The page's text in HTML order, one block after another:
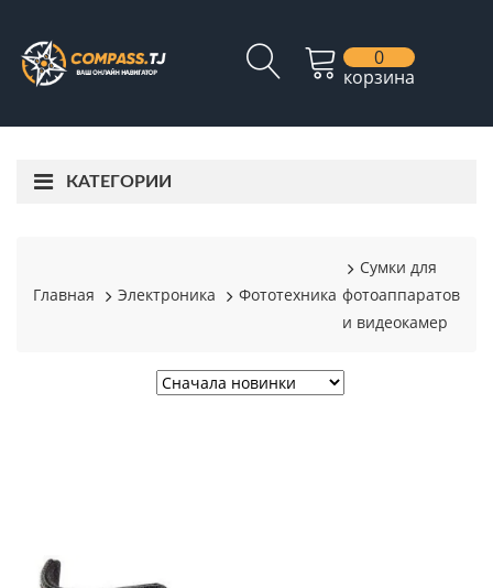
0
корзина
КАТЕГОРИИ
Главная Электроника Фототехника
Сумки для
фотоаппаратов
и видеокамер